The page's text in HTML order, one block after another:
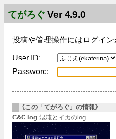
てがろぐ Ver 4.9.0
投稿や管理操作にはログイン
User ID:
Password:
《この「てがろぐ」の情報》
C&C log 混沌とイカのlog